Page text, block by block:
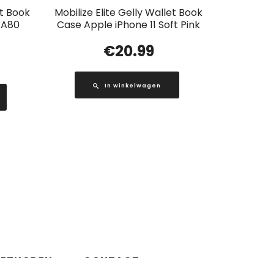
Book
Mobilize Elite Gelly Wallet Book
Case Apple iPhone 11 Soft Pink
€20.99
In winkelwagen